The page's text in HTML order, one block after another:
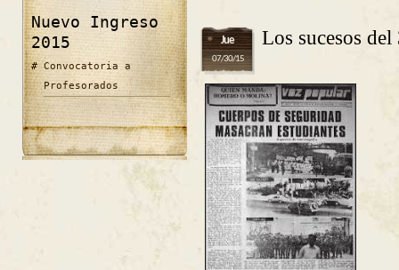
Nuevo Ingreso
2015
Convocatoria a
Profesorados
Jue
07/30/15
Los sucesos